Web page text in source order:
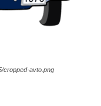
cropped-avto.png